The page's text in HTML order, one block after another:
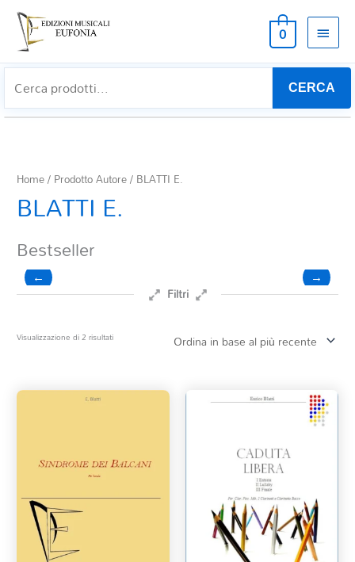
0
CERCA
Home/ Prodotto Autore / BLATTI E.
BLATTI E.
Bestseller
← →
Filtri
Clarinetto basso
QR esecuzione
AZZERA
Visualizzazione di 2 risultatiOrdina
in